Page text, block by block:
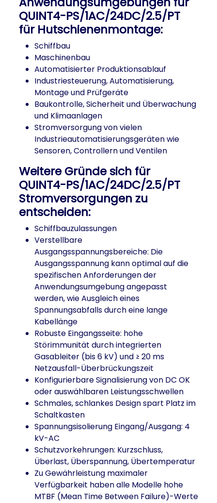
QUINT4-PS/1AC/24DC/2.5/PT
für Hutschienenmontage:
Schiffbau
Maschinenbau
Automatisierter Produktionsablauf
Industriesteuerung, Automatisierung,
Montage und Prüfgeräte
Baukontrolle, Sicherheit und Überwachung
und Klimaanlagen
Stromversorgung von vielen
Industrieautomatisierungsgeräten wie
Sensoren, Controllern und Ventilen
Weitere Gründe sich für
QUINT4-PS/1AC/24DC/2.5/PT
Stromversorgungen zu
entscheiden:
Schiffbauzulassungen
Verstellbare
Ausgangsspannungsbereiche: Die
Ausgangsspannung kann optimal auf die
spezifischen Anforderungen der
Anwendungsumgebung angepasst
werden, wie Ausgleich eines
Spannungsabfalls durch eine lange
Kabellänge
Robuste Eingangsseite: hohe
Störimmunität durch integrierten
Gasableiter (bis 6 kV) und ≥ 20 ms
Netzausfall-Überbrückungszeit
Konfigurierbare Signalisierung von DC OK
oder auswählbaren Leistungsschwellen
Schmales, schlankes Design spart Platz im
Schaltkasten
Spannungsisolierung Eingang/Ausgang: 4
kV-AC
Schutzvorkehrungen: Kurzschluss,
Überlast, Überspannung, Übertemperatur
Zu Gewährleistung maximaler
Verfügbarkeit haben alle Modelle hohe
MTBF (Mean Time Between Failure)-Werte